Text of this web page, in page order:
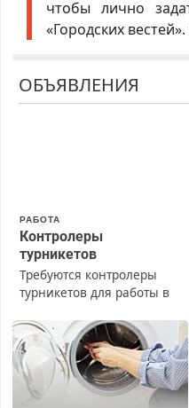
чтобы лично
«Городских
ОБЪЯВЛЕНИЯ
РАБОТА
Контролеры
турникетов
Требуются контролеры
турникетов для работы в
(мужчины, женщины).
Прием по ТК РФ. График
работы любой.
Бесплатное проживание.
З/п – до 96000 рублей до